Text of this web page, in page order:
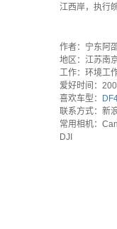
江西岸，执行
作者：宁东阿
地区：江苏南
工作：环境工
爱好时间：
喜欢车型：
联系方式：新
常用相机：
DJI